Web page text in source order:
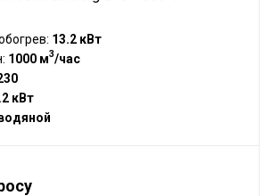
13.2 кВт
1000 м3/час
кВт